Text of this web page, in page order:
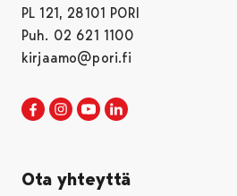
PL 121, 28101 PORI
Puh. 02 621 1100
kirjaamo@pori.fi
Porin kaupunki Facebookissa
Avautuu uudessa välilehdessä
Porin kaupunki
Avautuu uudessa
Porin kaupunki
Avautuu uudessa
Ota yhteyttä